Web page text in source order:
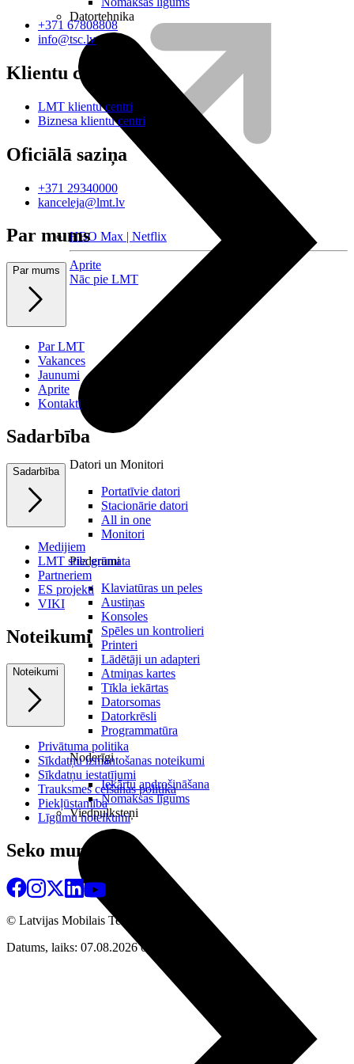
HBO Max | Netflix
Aprite
Nāc pie LMT
Datortehnika
Datori un Monitori
Portatīvie datori
Stacionārie datori
All in one
Monitori
Piederumi
Klaviatūras un peles
Austiņas
Konsoles
Spēles un kontrolieri
Printeri
Lādētāji un adapteri
Atmiņas kartes
Tīkla iekārtas
Datorsomas
Datorkrēsli
Programmatūra
Noderīgi
Iekārtu apdrošināšana
Nomaksas līgums
Viedpulksteņi
+371 67808808
info@tsc.lv
Klientu centri
LMT klientu centri
Biznesa klientu centri
Oficiālā saziņa
+371 29340000
kanceleja@lmt.lv
Par mums
Par mums
Par LMT
Vakances
Jaunumi
Aprite
Kontakti
Sadarbība
Sadarbība
Medijiem
LMT stila grāmata
Partneriem
ES projekti
VIKI
Noteikumi
Noteikumi
Privātuma politika
Sīkdatņu izmantošanas noteikumi
Sīkdatņu iestatījumi
Trauksmes celšanas politika
Piekļūstamība
Līgumu noteikumi
Seko mums
© Latvijas Mobilais Telefons
Datums, laiks: 07.08.2026 02:57